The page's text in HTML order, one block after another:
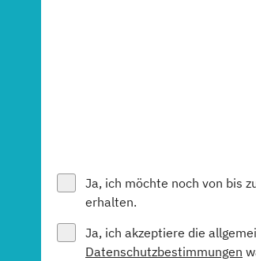
Ja, ich möchte noch von bis
erhalten.
Ja, ich akzeptiere die
Datenschutzbestimmungen